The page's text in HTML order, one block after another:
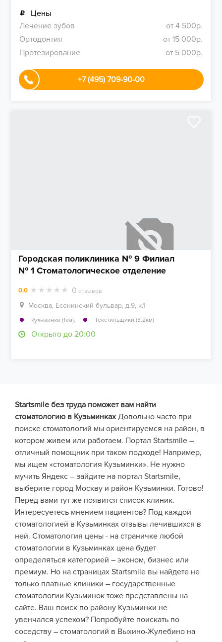
Цены
Лечение зубов
от 4 500р.
Ортодонтия
от 15 000р.
Протезирование
от 5 000р.
+7 (495) 709-90-00
Городская поликлиника № 9 Филиал
№ 1 Стоматологическое отделение
0.0 0 отзывов
Москва, Есенинский бульвар, д.9, к.1
Кузьминки (1км), Текстильщики (3.2км)
Открыто до 20:00
Startsmile без труда поможет вам найти
стоматологию в КузьминкахДовольно часто при
поиске стоматологий мы ориентируемся на район, в
котором живем или работаем. Портал Startsmile –
отличный помощник при таком подходе! Например,
мы ищем «стоматология Кузьминки». Не нужно
мучить Яндекс – зайдите на портал Startsmile,
выберите город Москву и район Кузьминки. Готово!
Перед вами тут же появится список клиник.
Интересуетесь мнением пациентов? Под каждой
стоматологией в Кузьминках отзывы лечившихся в
ней. Стоматология цены - на страничке любой
стоматологии в Кузьминках цена будет
определяться категорией – эконом, бизнес или
премиум. Но на страницах Startsmile вы найдете не
только платные клиники – государственные
стоматологии Кузьминок тоже представлены на
сайте. Ваш поиск по району Кузьминки не
увенчался успехом? Попробуйте поискать по
соседству – стоматологий в Выхино-Жулебино на